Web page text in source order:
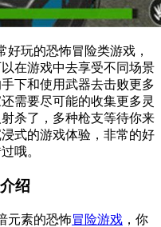
好玩的恐怖冒险类游戏，
在游戏中去享受不同场景
下和使用武器去击败更多
需要尽可能的收集更多灵
杀了，多种枪支等待你来
式的游戏体验，非常的好
哦。
绍
元素的恐怖冒险游戏 ，你